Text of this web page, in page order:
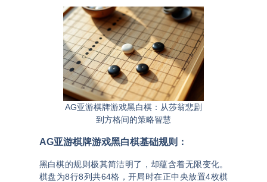
AG亚游棋牌游戏黑白棋：从莎翁悲剧
到方格间的策略智慧
AG亚游棋牌游戏黑白棋基础规则：
黑白棋的规则极其简洁明了，却蕴含着无限变化。
棋盘为8行8列共64格，开局时在正中央放置4枚棋